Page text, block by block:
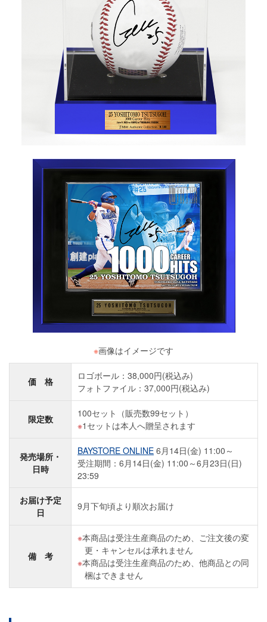
※画像はイメージです
価 格
ロゴボール：38,000円(税込み)
フォトファイル：37,000円(税込み)
限定数
100セット（販売数99セット）
1セットは本人へ贈呈されます
発売場所・
日時
BAYSTORE ONLINE 6月14日(金) 11:00～
受注期間：6月14日(金) 11:00～6月23日(日)
23:59
お届け予定
日
9月下旬頃より順次お届け
備 考
本商品は受注生産商品のため、ご注文後の変
更・キャンセルは承れません
本商品は受注生産商品のため、他商品との同
梱はできません